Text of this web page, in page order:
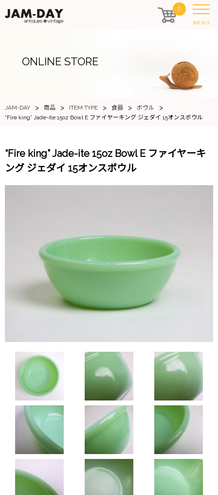
0
MENU
ONLINE STORE
JAM-DAY > 商品 > ITEM TYPE > 食器 > ボウル >
“Fire king” Jade-ite 15oz Bowl E ファイヤーキング ジェダイ 15オンスボウル
“Fire king” Jade-ite 15oz Bowl E ファイヤーキ
ング ジェダイ 15オンスボウル